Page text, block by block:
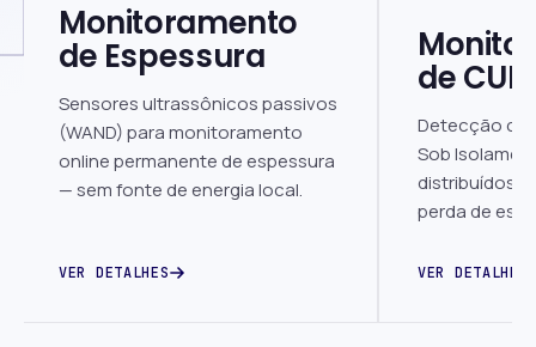
Monitoramento
de Espessura
Sensores ultrassônicos passivos
(WAND) para monitoramento
online permanente de espessura
— sem fonte de energia local.
VER DETALHES
de CUI
Detecção
Sob
distribuídos
perda de
VER DETALHES